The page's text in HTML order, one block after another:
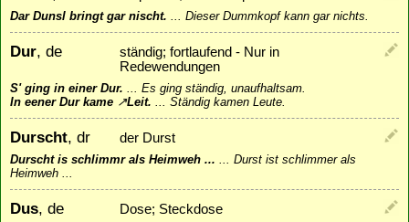
Dar Dunsl bringt gar nischt. Dieser Dummkopf kann gar nichts.
Dur, de
ständig; fortlaufend - Nur in
Redewendungen
S' ging in einer Dur.
Es ging ständig, unaufhaltsam.
In eener Dur kame ↗Leit. Ständig kamen Leute.
Durscht, dr der Durst
Durscht is schlimmr als Heimweh ...
Durst ist schlimmer als
Heimweh ...
Dus, de Dose; Steckdose